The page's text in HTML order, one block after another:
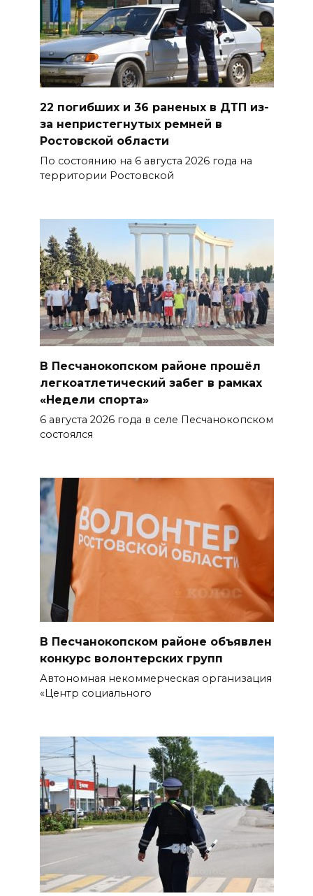
07 августа 2026 16:30
ВСЕ КАК ЕСТЬ. Исчезающая
Украина. Страна вдов и
сирот...
07 августа 2026 16:11
В Чертковском районе
ремонтируют 2,85 км дороги к
07 августа 2026 15:50
Через 23 года Ростов может
стать городом с населением
под 2 млн человек
07 августа 2026 15:22
утонул 43-летний мужчина
07 августа 2026 15:06
В Ростовской области из-за
водой
07 августа 2026 14:55
Сотрудники ДПС помогли
женщине с ребенком на
трассе М-4 «Дон»
07 августа 2026 14:33
В Батайске в заброшенном
здании произошло короткое
замыкание
Учиться, чтобы работать
07 августа 2026 14:28
Раскаленный август
БОЛЬШЕ НОВОСТЕЙ
22 погибших и 36 раненых в ДТП из-
за непристегнутых ремней в
Ростовской области
По состоянию на 6 августа 2026 года на
территории Ростовской
В Песчанокопском районе прошёл
легкоатлетический забег в рамках
«Недели спорта»
6 августа 2026 года в селе Песчанокопском
состоялся
В Песчанокопском районе объявлен
конкурс волонтерских групп
Автономная некоммерческая организация
«Центр социального